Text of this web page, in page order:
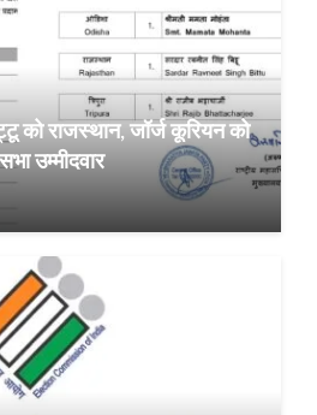
को राजस्थान, जॉर्ज कूरियन को
उम्मीदवार